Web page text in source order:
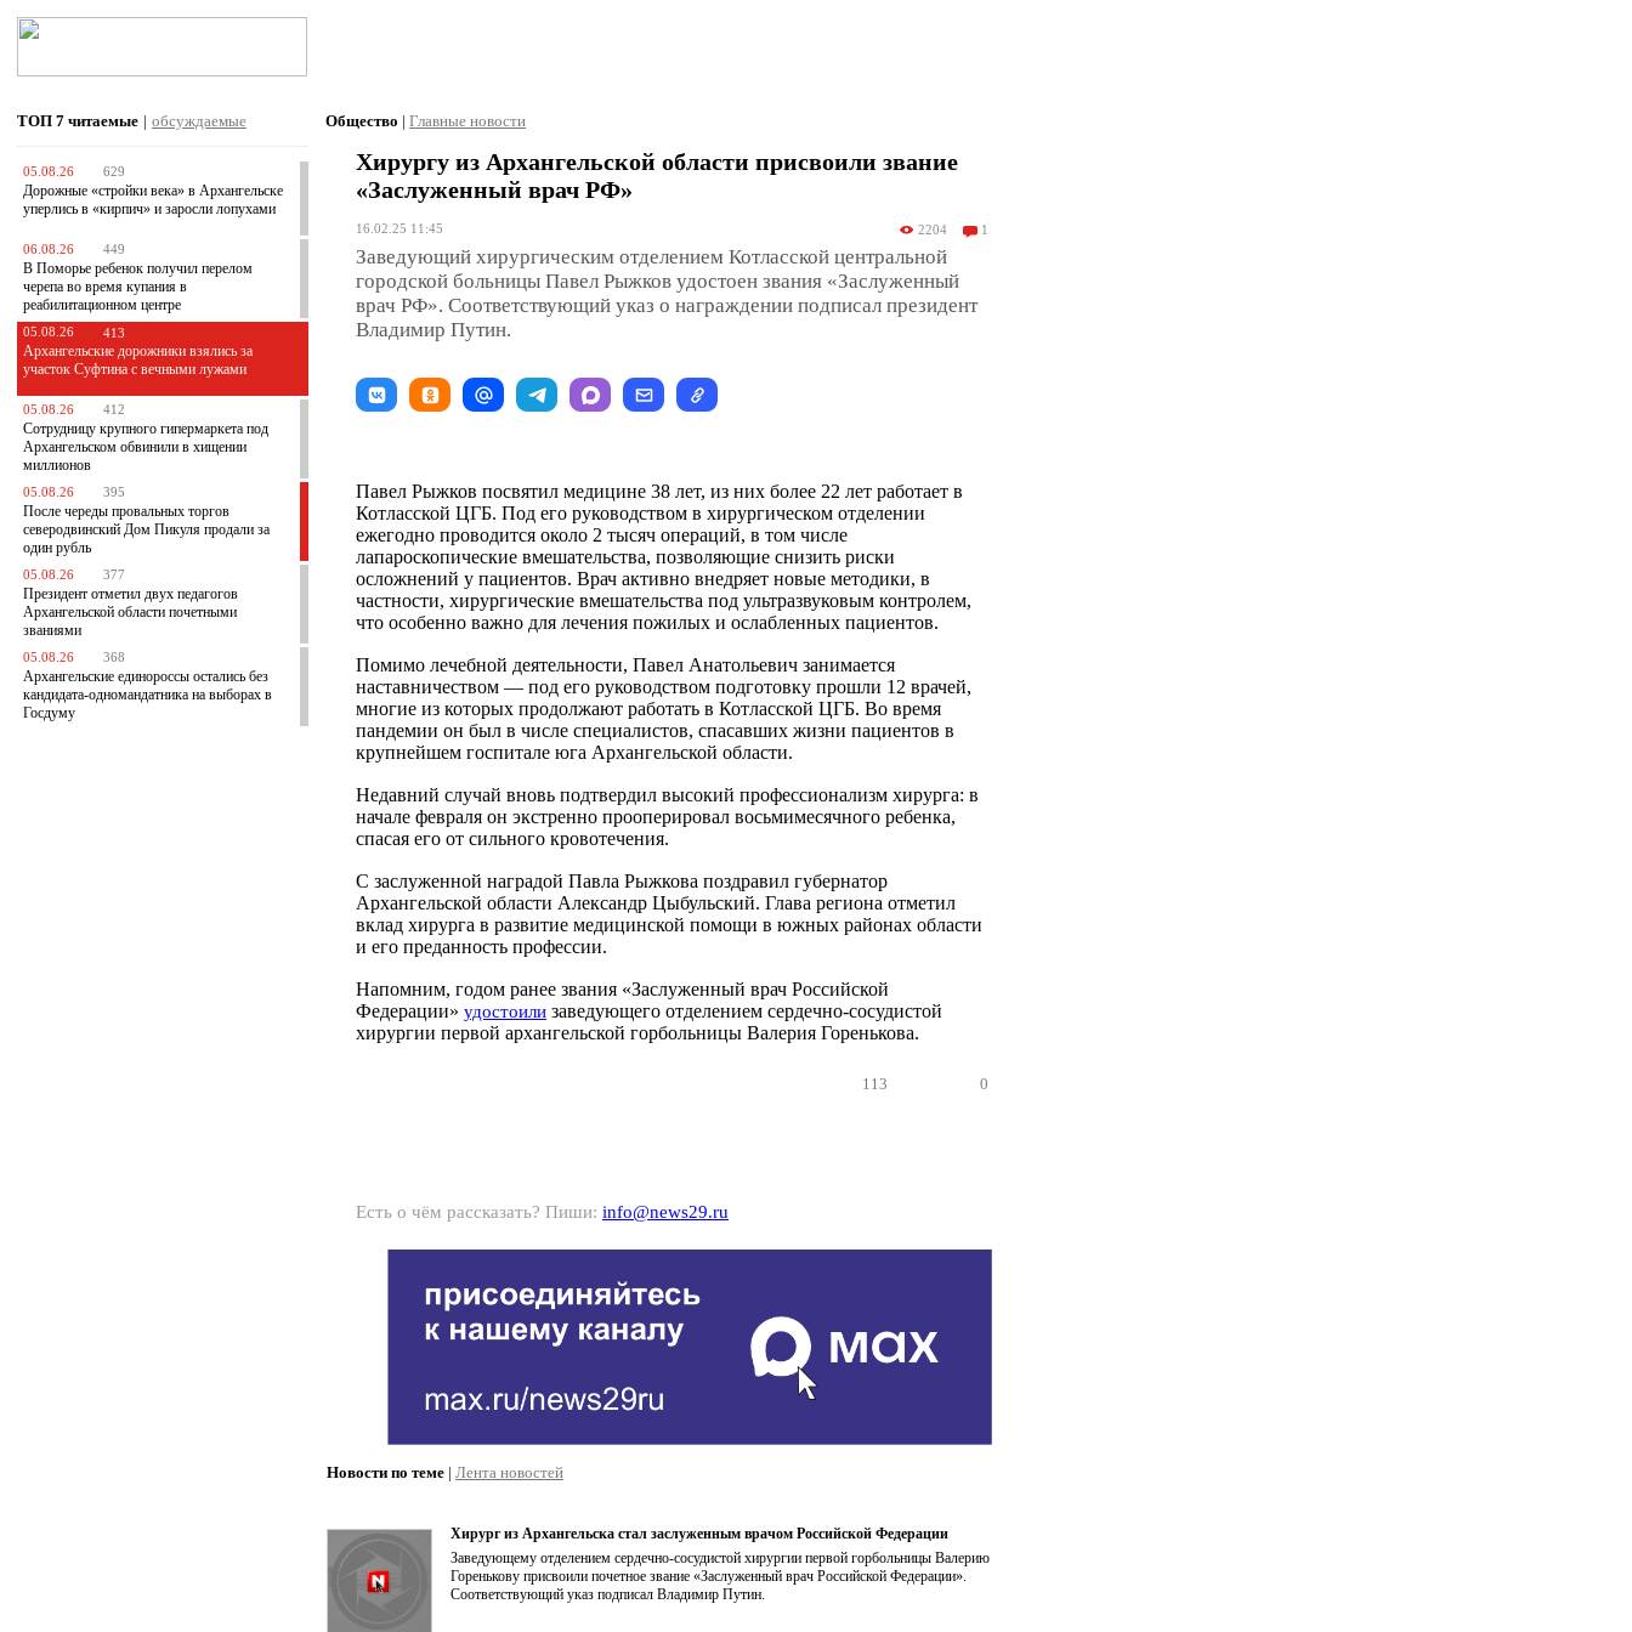
ТОП 7 читаемые | обсуждаемые
05.08.26 629
Дорожные «стройки века» в Архангельске
уперлись в «кирпич» и заросли лопухами
06.08.26 449
В Поморье ребенок получил перелом
черепа во время купания в
реабилитационном центре
05.08.26 413
Архангельские дорожники взялись за
участок Суфтина с вечными лужами
05.08.26 412
Сотрудницу крупного гипермаркета под
Архангельском обвинили в хищении
миллионов
05.08.26 395
После череды провальных торгов
северодвинский Дом Пикуля продали за
один рубль
05.08.26 377
Президент отметил двух педагогов
Архангельской области почетными
званиями
05.08.26 368
Архангельские единороссы остались без
кандидата-одномандатника на выборах в
Госдуму
Общество | Главные новости
Хирургу из Архангельской области присвоили звание
«Заслуженный врач РФ»
16.02.25 11:45 2204 1
Заведующий хирургическим отделением Котласской центральной
городской больницы Павел Рыжков удостоен звания «Заслуженный
врач РФ». Соответствующий указ о награждении подписал президент
Владимир Путин.
Павел Рыжков посвятил медицине 38 лет, из них более 22 лет работает в
Котласской ЦГБ. Под его руководством в хирургическом отделении
ежегодно проводится около 2 тысяч операций, в том числе
лапароскопические вмешательства, позволяющие снизить риски
осложнений у пациентов. Врач активно внедряет новые методики, в
частности, хирургические вмешательства под ультразвуковым контролем,
что особенно важно для лечения пожилых и ослабленных пациентов.
Помимо лечебной деятельности, Павел Анатольевич занимается
наставничеством — под его руководством подготовку прошли 12 врачей,
многие из которых продолжают работать в Котласской ЦГБ. Во время
пандемии он был в числе специалистов, спасавших жизни пациентов в
крупнейшем госпитале юга Архангельской области.
Недавний случай вновь подтвердил высокий профессионализм хирурга: в
начале февраля он экстренно прооперировал восьмимесячного ребенка,
спасая его от сильного кровотечения.
С заслуженной наградой Павла Рыжкова поздравил губернатор
Архангельской области Александр Цыбульский. Глава региона отметил
вклад хирурга в развитие медицинской помощи в южных районах области
и его преданность профессии.
Напомним, годом ранее звания «Заслуженный врач Российской
Федерации» удостоили заведующего отделением сердечно-сосудистой
хирургии первой архангельской горбольницы Валерия Горенькова.
113 0
Есть о чём рассказать? Пиши: info@news29.ru
Новости по теме | Лента новостей
Хирург из Архангельска стал заслуженным врачом Российской Федерации
Заведующему отделением сердечно-сосудистой хирургии первой горбольницы Валерию
Горенькову присвоили почетное звание «Заслуженный врач Российской Федерации».
Соответствующий указ подписал Владимир Путин.